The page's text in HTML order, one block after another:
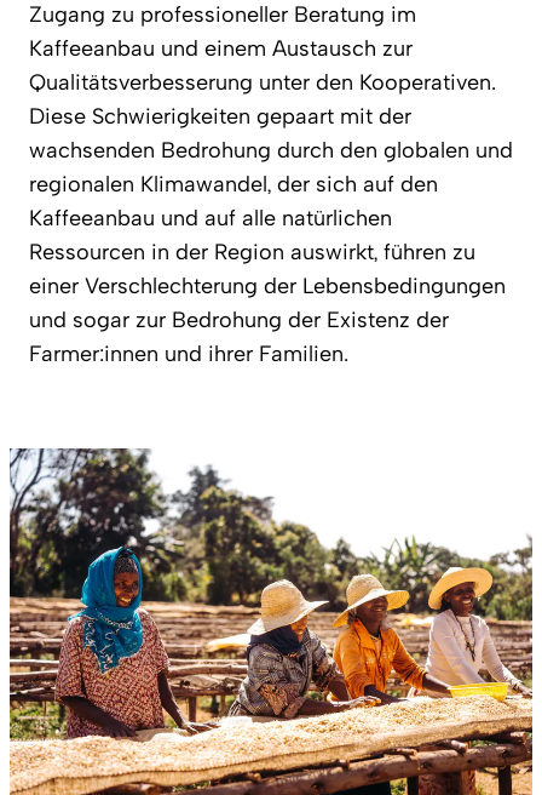
Zugang zu professioneller Beratung im
Kaffeeanbau und einem Austausch zur
Qualitätsverbesserung unter den Kooperativen.
Diese Schwierigkeiten gepaart mit der
wachsenden Bedrohung durch den globalen und
regionalen Klimawandel, der sich auf den
Kaffeeanbau und auf alle natürlichen
Ressourcen in der Region auswirkt, führen zu
einer Verschlechterung der Lebensbedingungen
und sogar zur Bedrohung der Existenz der
Farmer:innen und ihrer Familien.